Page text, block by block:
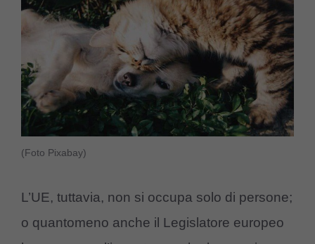
(Foto Pixabay)
L’UE, tuttavia, non si occupa solo di persone;
o quantomeno anche il Legislatore europeo